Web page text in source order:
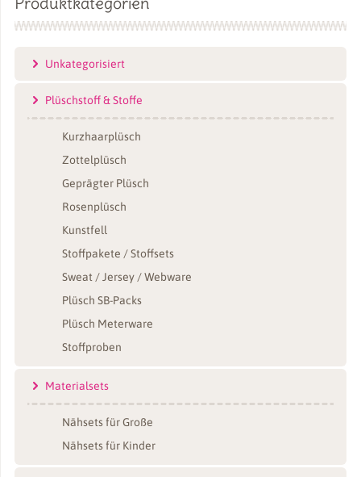
Unkategorisiert
Plüschstoff & Stoffe
Kurzhaarplüsch
Zottelplüsch
Geprägter Plüsch
Rosenplüsch
Kunstfell
Stoffpakete / Stoffsets
Sweat / Jersey / Webware
Plüsch SB-Packs
Plüsch Meterware
Stoffproben
Materialsets
Nähsets für Große
Nähsets für Kinder